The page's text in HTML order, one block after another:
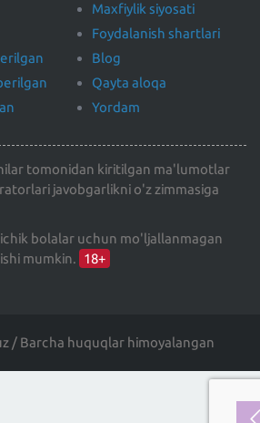
Maxfiylik siyosati
Foydalanish shartlari
Blog
Qayta aloqa
Yordam
tomonidan kiritilgan ma'lumotlar
javobgarlikni o'z zimmasiga
bolalar uchun mo'ljallanmagan
mumkin. 18+
/ Barcha huquqlar himoyalangan